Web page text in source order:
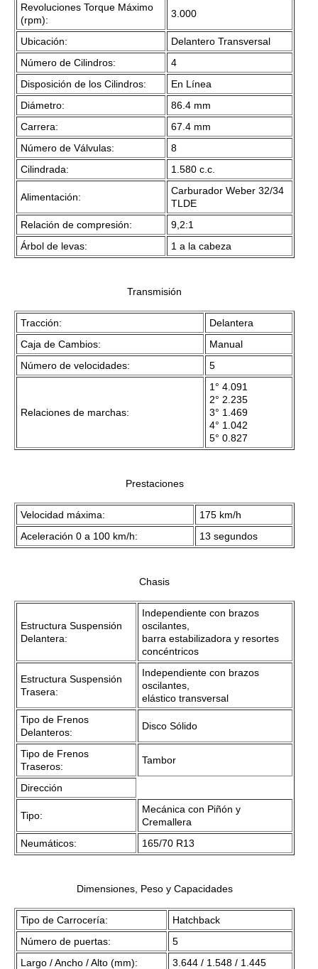
Revoluciones Torque Máximo
(rpm):
3.000
Ubicación:
Delantero Transversal
Número de Cilindros:
4
Disposición de los Cilindros:
En Línea
Diámetro:
86.4 mm
Carrera:
67.4 mm
Número de Válvulas:
8
Cilindrada:
1.580 c.c.
Alimentación:
Carburador Weber 32/34
TLDE
Relación de compresión:
9,2:1
Árbol de levas:
1 a la cabeza
Transmisión
Tracción:
Delantera
Caja de Cambios:
Manual
Número de velocidades:
5
Relaciones de marchas:
1° 4.091
2° 2.235
3° 1.469
4° 1.042
5° 0.827
Prestaciones
Velocidad máxima:
175 km/h
Aceleración 0 a 100 km/h:
13 segundos
Chasis
Estructura Suspensión
Delantera:
Independiente con brazos
oscilantes,
barra estabilizadora y resortes
concéntricos
Estructura Suspensión
Trasera:
Independiente con brazos
oscilantes,
elástico transversal
Tipo de Frenos
Delanteros:
Disco Sólido
Tipo de Frenos
Traseros:
Tambor
Dirección
Tipo:
Mecánica con Piñón y
Cremallera
Neumáticos:
165/70 R13
Dimensiones, Peso y Capacidades
Tipo de Carrocería:
Hatchback
Número de puertas:
5
Largo / Ancho / Alto (mm):
3.644 / 1.548 / 1.445